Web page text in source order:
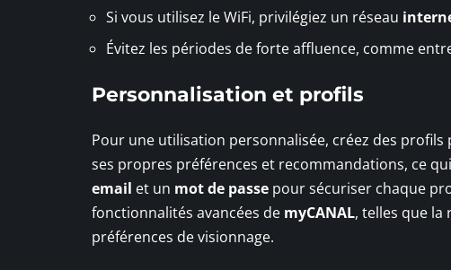
Si vous utilisez le WiFi, privilégiez un réseau
Évitez les périodes de forte affluence, comme
Personnalisation et profils
Pour une utilisation personnalisée, créez des
ses propres préférences et recommandations, ce
email et un mot de passe pour sécuriser chaque
fonctionnalités avancées de myCANAL, telles que
préférences de visionnage.